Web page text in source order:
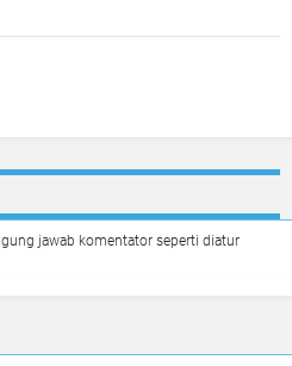
jawab komentator seperti diatur